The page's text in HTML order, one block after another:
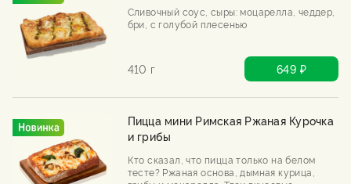
Сливочный соус, сыры: моцарелла, чеддер,
бри, с голубой плесенью
410 г 649 ₽
Пицца мини Римская Ржаная Курочка
и грибы
Кто сказал, что пицца только на белом
тесте? Ржаная основа, дымная курица,